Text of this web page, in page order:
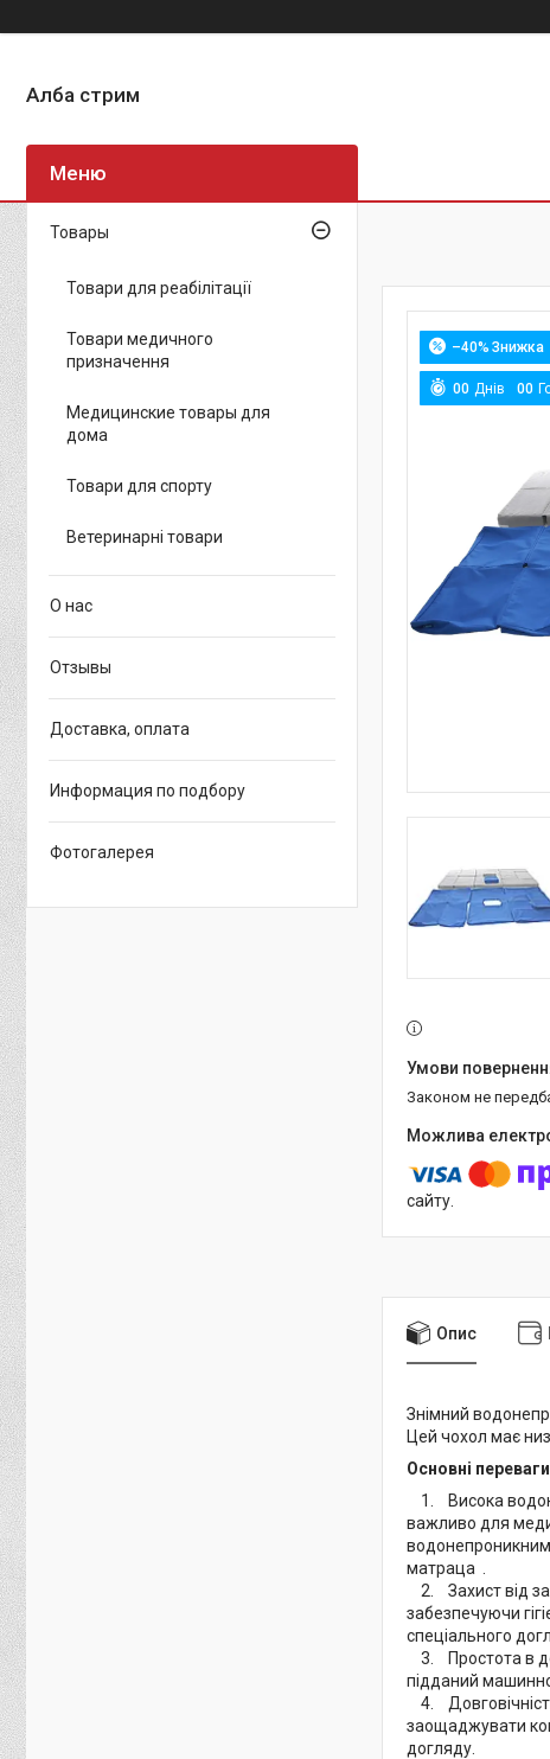
Алба стрим
–40%
00 Днів 00
Законом не
сайту.
Опис
Знімний
Цей чохол має
Основні
1. Висока
важливо для
водонепроникним
матраца .
2. Захист від
забезпечуючи
спеціального
3. Простота в
підданий
4.
заощаджувати
догляду.
Товары
Товари для реабілітації
Товари медичного
призначення
Медицинские товары для
дома
Товари для спорту
Ветеринарні товари
О нас
Отзывы
Доставка, оплата
Информация по подбору
Фотогалерея